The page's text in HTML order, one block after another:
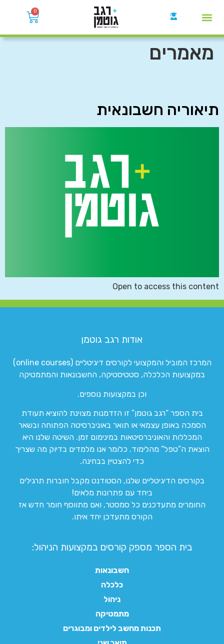
0
מאמרים
תיאוריה חשבונאית
Open to access this content
אודות רגב גוטמן
המרכז המוביל והמקצועי לקורסים דיגיטליים (online courses)
במקצועות הכלכלה, סטטיסטיקה, החשבונאות והמתמטיקה
וכן במקצועות נוספים.
בית הספר “רגב גוטמן” זו הזדמנות מצוינת להוציא תעודת
הסמכה באופן עצמאי או תואר באוניברסיטה הפתוחה ובשאר
המכללות והאוניברסיטאות במינימום זמן. השיטה שלנו היא
הוצאת ה”טפל” מהלימוד. כלומר אנו מלמדים בדיוק מה שצריך
כדי להצטיין בבחינה.
בקורסים הדיגיטליים שלנו, הסטודנט מקבל חוברות תרגילים
ביחד עם פתרונות מלאים!
החומרים מתעדכנים כל סמסטר, ואם מתווסף חומר חדש אז
הקורס מתעדכן יחד איתו.
בית הספר מספק קורסים במקצועות הניהול:
חשבונאות
כלכלה
ניהול
מתמטיקה
תכנות מחשב לילדים ומבוגרים